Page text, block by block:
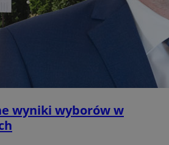
wyniki wyborów w